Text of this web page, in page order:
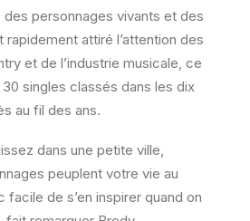
personnages vivants et des
attiré l’attention des
et de l’industrie musicale, ce
30 singles classés dans les dix
au fil des ans.
dans une petite ville,
peuplent votre vie au
de s’en inspirer quand on